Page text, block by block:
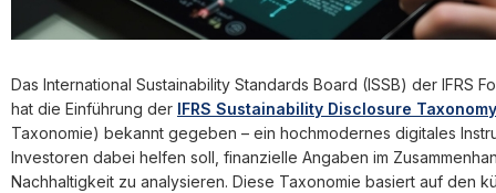
Das International Sustainability Standards Board (ISSB) der IFRS
hat die Einführung der IFRS Sustainability Disclosure Taxonomy
Taxonomie) bekannt gegeben – ein hochmodernes digitales
Investoren dabei helfen soll, finanzielle Angaben im
Nachhaltigkeit zu analysieren. Diese Taxonomie basiert auf den